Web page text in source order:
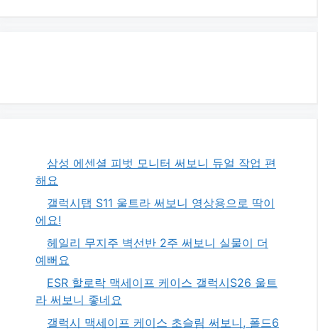
삼성 에센셜 피벗 모니터 써보니 듀얼 작업 편
해요
갤럭시탭 S11 울트라 써보니 영상용으로 딱이
에요!
헤일리 무지주 벽선반 2주 써보니 실물이 더
예뻐요
ESR 할로락 맥세이프 케이스 갤럭시S26 울트
라 써보니 좋네요
갤럭시 맥세이프 케이스 초슬림 써보니, 폴드6